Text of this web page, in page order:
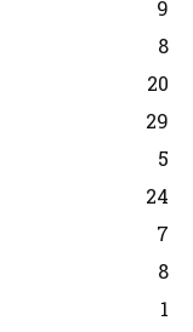
9
8
20
29
5
24
7
8
1